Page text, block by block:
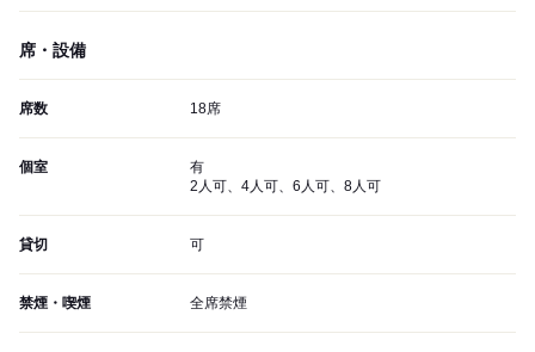
席・設備
席数 18席
個室
有
2人可、4人可、6人可、8人可
貸切 可
禁煙・喫煙 全席禁煙